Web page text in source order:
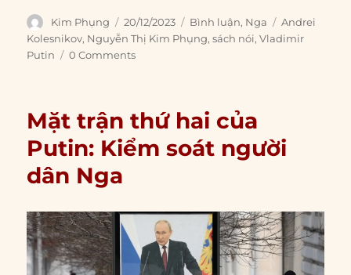
Author
Kim Phụng
Posted
on
20/12/2023 Categories
Bình luận, Nga Tags
Andrei
Kolesnikov, Nguyễn Thị Kim Phụng,sách nói,Vladimir
Putin
0 Comments
Mặt trận thứ hai của
Putin: Kiểm soát người
dân Nga